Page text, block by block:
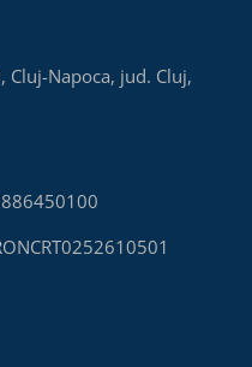
Cluj-Napoca, jud. Cluj,